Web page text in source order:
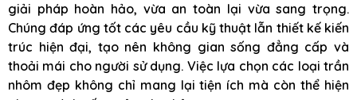
giải pháp hoàn hảo, vừa an toàn lại vừa sang trọng.
Chúng đáp ứng tốt các yêu cầu kỹ thuật lẫn thiết kế kiến
trúc hiện đại, tạo nên không gian sống đẳng cấp và
thoải mái cho người sử dụng. Việc lựa chọn các loại trần
nhôm đẹp không chỉ mang lại tiện ích mà còn thể hiện